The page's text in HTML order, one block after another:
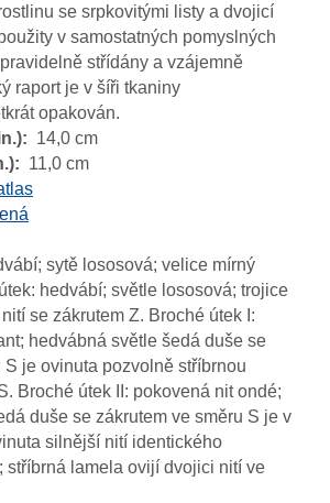
se srpkovitými listy a dvojicí
v samostatných pomyslných
střídány a vzájemně
raport je v šíři tkaniny
opakován.
14,0 cm
11,0 cm
sytě lososová; velice mírný
hedvábí; světle lososová; trojice
se zákrutem Z. Broché útek I:
hedvábná světle šedá duše se
S je ovinuta pozvolně stříbrnou
Broché útek II: pokovená nit ondé;
duše se zákrutem ve směru S je v
silnější nití identického
stříbrná lamela ovijí dvojici nití ve